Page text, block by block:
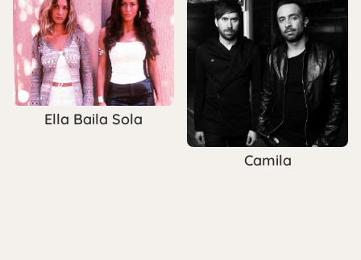
Ella Baila Sola
Camila